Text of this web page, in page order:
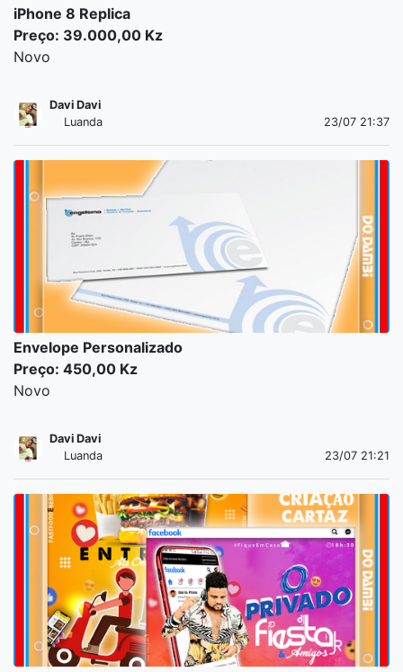
iPhone 8 Replica
Preço: 39.000,00 Kz
Novo
Davi Davi
Luanda
23/07 21:37
Envelope Personalizado
Preço: 450,00 Kz
Novo
Davi Davi
Luanda
23/07 21:21